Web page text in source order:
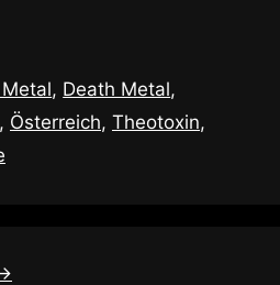
, Death Metal,
, Österreich, Theotoxin,